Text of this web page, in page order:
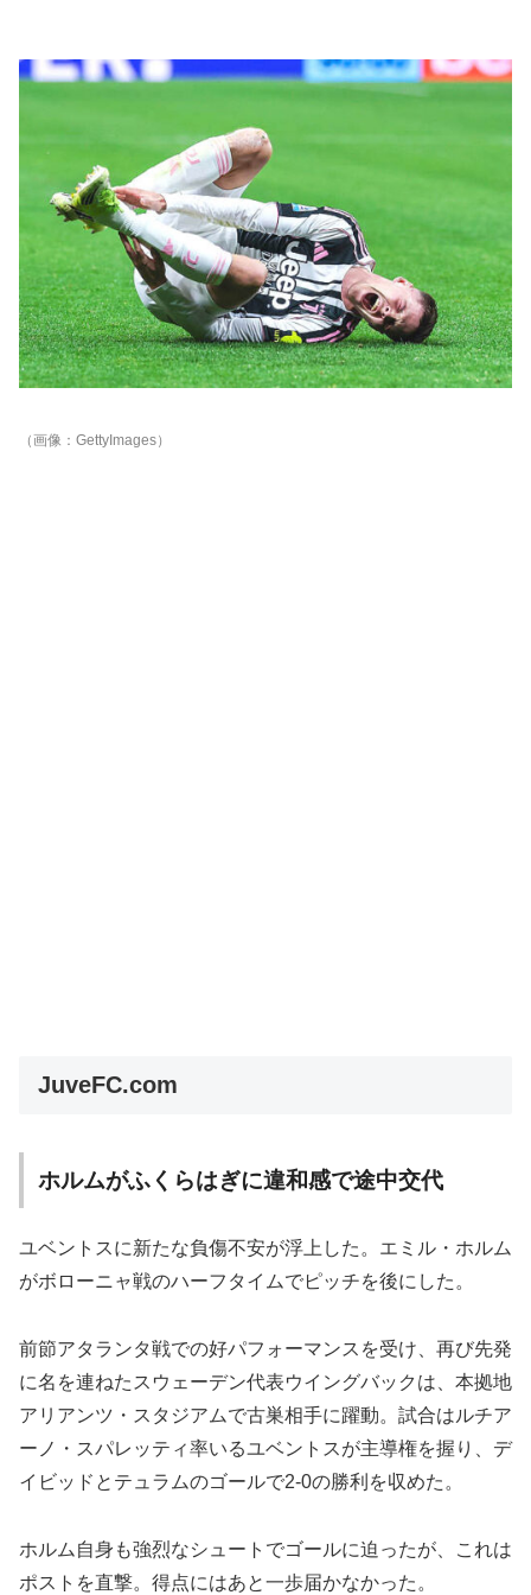
（画像：GettyImages）
JuveFC.com
ホルムがふくらはぎに違和感で途中交代
ユベントスに新たな負傷不安が浮上した。エミル・ホルム
がボローニャ戦のハーフタイムでピッチを後にした。
前節アタランタ戦での好パフォーマンスを受け、再び先発
に名を連ねたスウェーデン代表ウイングバックは、本拠地
アリアンツ・スタジアムで古巣相手に躍動。試合はルチア
ーノ・スパレッティ率いるユベントスが主導権を握り、デ
イビッドとテュラムのゴールで2-0の勝利を収めた。
ホルム自身も強烈なシュートでゴールに迫ったが、これは
ポストを直撃。得点にはあと一歩届かなかった。